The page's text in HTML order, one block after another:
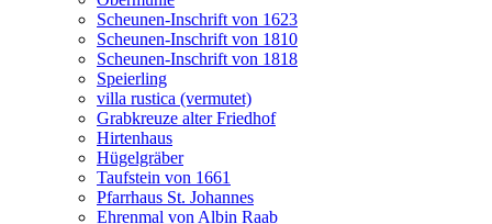
Scheunen-Inschrift von 1623
Scheunen-Inschrift von 1810
Scheunen-Inschrift von 1818
Speierling
villa rustica (vermutet)
Grabkreuze alter Friedhof
Hirtenhaus
Hügelgräber
Taufstein von 1661
Pfarrhaus St. Johannes
Ehrenmal von Albin Raab